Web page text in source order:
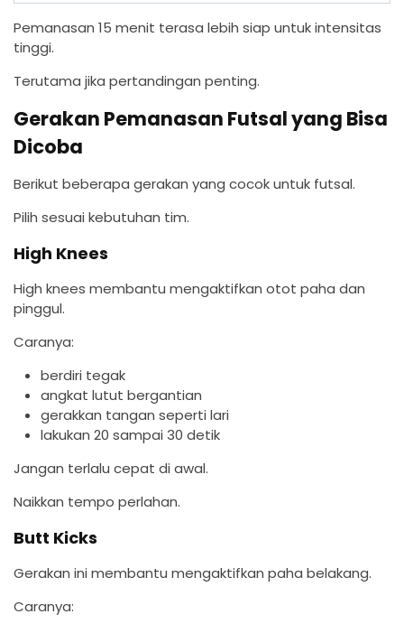
Pemanasan 15 menit terasa lebih siap untuk intensitas
tinggi.
Terutama jika pertandingan penting.
Gerakan Pemanasan Futsal yang Bisa
Dicoba
Berikut beberapa gerakan yang cocok untuk futsal.
Pilih sesuai kebutuhan tim.
High Knees
High knees membantu mengaktifkan otot paha dan
pinggul.
Caranya:
berdiri tegak
angkat lutut bergantian
gerakkan tangan seperti lari
lakukan 20 sampai 30 detik
Jangan terlalu cepat di awal.
Naikkan tempo perlahan.
Butt Kicks
Gerakan ini membantu mengaktifkan paha belakang.
Caranya: